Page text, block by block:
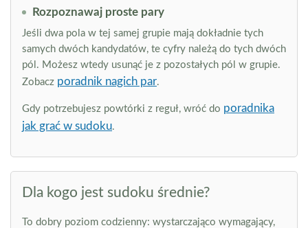
Rozpoznawaj proste pary
Jeśli dwa pola w tej samej grupie mają dokładnie tych
samych dwóch kandydatów, te cyfry należą do tych dwóch
pól. Możesz wtedy usunąć je z pozostałych pól w grupie.
Zobacz poradnik nagich par.
Gdy potrzebujesz powtórki z reguł, wróć do poradnika
jak grać w sudoku.
Dla kogo jest sudoku średnie?
To dobry poziom codzienny: wystarczająco wymagający,